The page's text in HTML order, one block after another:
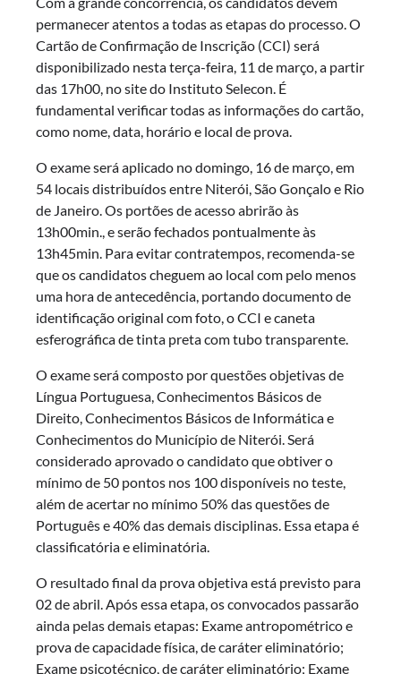
permanecer atentos a todas as etapas do processo. O
Cartão de Confirmação de Inscrição (CCI) será
disponibilizado nesta terça-feira, 11 de março, a partir
das 17h00, no site do Instituto Selecon. É
fundamental verificar todas as informações do cartão,
como nome, data, horário e local de prova.
O exame será aplicado no domingo, 16 de março, em
54 locais distribuídos entre Niterói, São Gonçalo e Rio
de Janeiro. Os portões de acesso abrirão às
13h00min., e serão fechados pontualmente às
13h45min. Para evitar contratempos, recomenda-se
que os candidatos cheguem ao local com pelo menos
uma hora de antecedência, portando documento de
identificação original com foto, o CCI e caneta
esferográfica de tinta preta com tubo transparente.
O exame será composto por questões objetivas de
Língua Portuguesa, Conhecimentos Básicos de
Direito, Conhecimentos Básicos de Informática e
Conhecimentos do Município de Niterói. Será
considerado aprovado o candidato que obtiver o
mínimo de 50 pontos nos 100 disponíveis no teste,
além de acertar no mínimo 50% das questões de
Português e 40% das demais disciplinas. Essa etapa é
classificatória e eliminatória.
O resultado final da prova objetiva está previsto para
02 de abril. Após essa etapa, os convocados passarão
ainda pelas demais etapas: Exame antropométrico e
prova de capacidade física, de caráter eliminatório;
Exame psicotécnico, de caráter eliminatório; Exame